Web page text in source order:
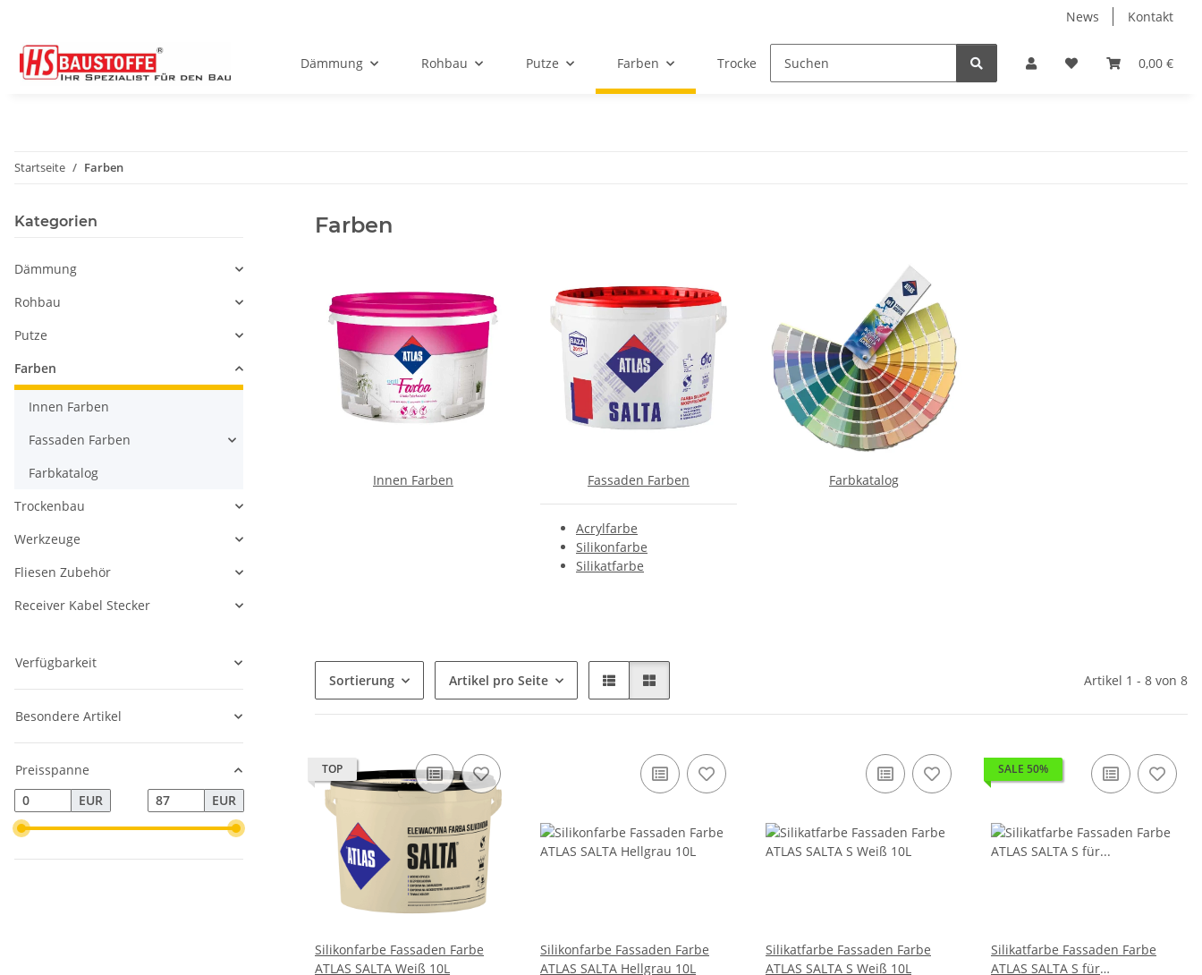
News Kontakt
0,00 €
Dämmung Rohbau Putze Farben Trockenbau Fliesen Zubehör Receiver
Startseite Farben
Farben
Innen Farben Fassaden Farben
Acrylfarbe
Silikonfarbe
Silikatfarbe
Farbkatalog
Sortierung Artikel pro Seite Artikel 1 - 8 von 8
TOP
Silikonfarbe Fassaden Farbe
ATLAS SALTA Weiß 10L
Silikonfarbe Fassaden Farbe
ATLAS SALTA Hellgrau 10L
Silikatfarbe Fassaden Farbe
ATLAS SALTA S Weiß 10L
SALE 50%
Silikatfarbe Fassaden Farbe
ATLAS SALTA S für
Kategorien
Dämmung
Rohbau
Putze
Farben
Innen Farben
Fassaden Farben
Farbkatalog
Trockenbau
Werkzeuge
Fliesen Zubehör
Receiver Kabel Stecker
Verfügbarkeit
Besondere Artikel
Preisspanne
EUR
EUR